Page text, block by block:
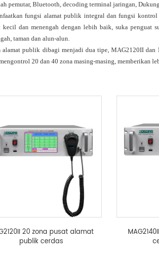
pemutar, Bluetooth, decoding terminal jaringan,
fungsi alamat publik integral dan fungsi
kecil dan menengah dengan lebih baik, suka penguat
taman dan alun-alun.
alamat publik dibagi menjadi dua tipe, MAG2120II
20 dan 40 zona masing-masing, memberikan
20 zona pusat alamat
publik cerdas